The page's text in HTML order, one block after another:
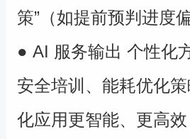
策”（如提前预判进度
● AI 服务输出 个性化
安全培训、能耗优化
化应用更智能、更高效